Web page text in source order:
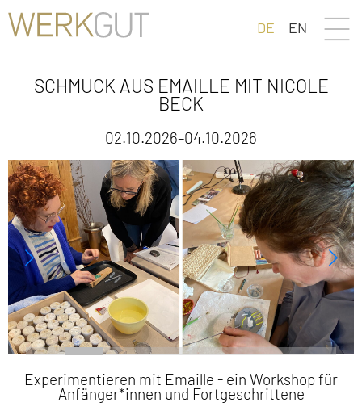
DE EN
SCHMUCK AUS EMAILLE MIT NICOLE
BECK
02.10.2026–04.10.2026
Experimentieren mit Emaille - ein Workshop für
Anfänger*innen und Fortgeschrittene